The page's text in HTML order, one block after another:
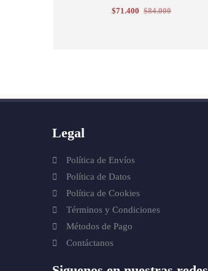
$84.000
$71.400
Legal
Política de Envíos
Política de Datos
Política de Cookies
Términos y Condiciones
Métodos de Pago
Contáctanos